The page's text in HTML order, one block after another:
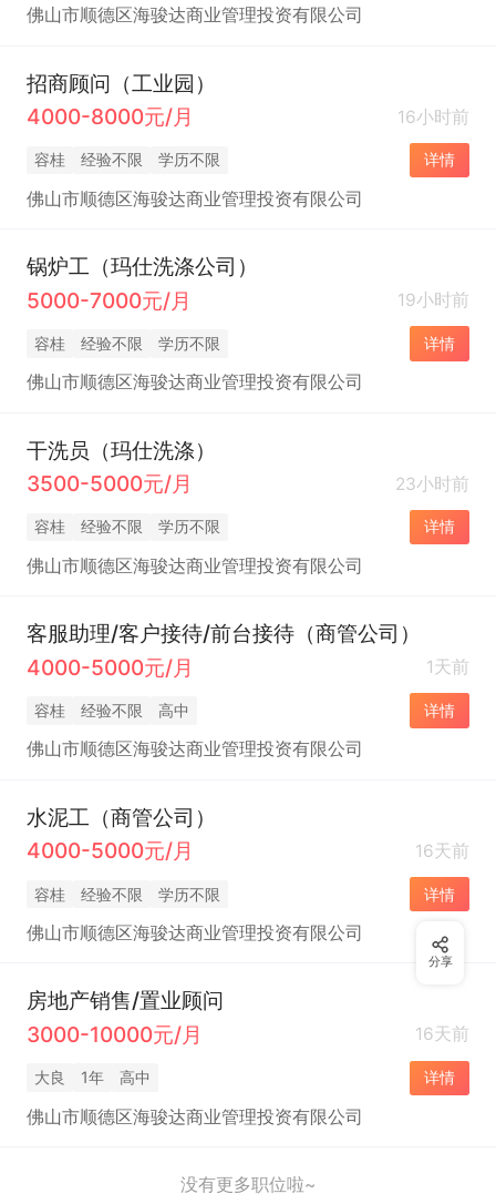
佛山市顺德区海骏达商业管理投资有限公司
招商顾问（工业园）
4000-8000元/月
16小时前
容桂 经验不限 学历不限 详情
佛山市顺德区海骏达商业管理投资有限公司
锅炉工（玛仕洗涤公司）
5000-7000元/月
19小时前
容桂 经验不限 学历不限 详情
佛山市顺德区海骏达商业管理投资有限公司
干洗员（玛仕洗涤）
3500-5000元/月
23小时前
容桂 经验不限 学历不限 详情
佛山市顺德区海骏达商业管理投资有限公司
客服助理/客户接待/前台接待（商管公司）
4000-5000元/月
1天前
容桂 经验不限 高中 详情
佛山市顺德区海骏达商业管理投资有限公司
水泥工（商管公司）
4000-5000元/月
16天前
容桂 经验不限 学历不限 详情
佛山市顺德区海骏达商业管理投资有限公司
房地产销售/置业顾问
3000-10000元/月
16天前
大良 1年 高中 详情
佛山市顺德区海骏达商业管理投资有限公司
没有更多职位啦~
分享